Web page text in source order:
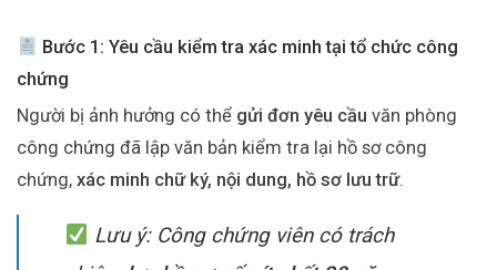
Bước 1: Yêu cầu kiểm tra xác minh tại tổ chức công
chứng
Người bị ảnh hưởng có thể gửi đơn yêu cầu văn phòng
công chứng đã lập văn bản kiểm tra lại hồ sơ công
chứng, xác minh chữ ký, nội dung, hồ sơ lưu trữ.
Lưu ý: Công chứng viên có trách